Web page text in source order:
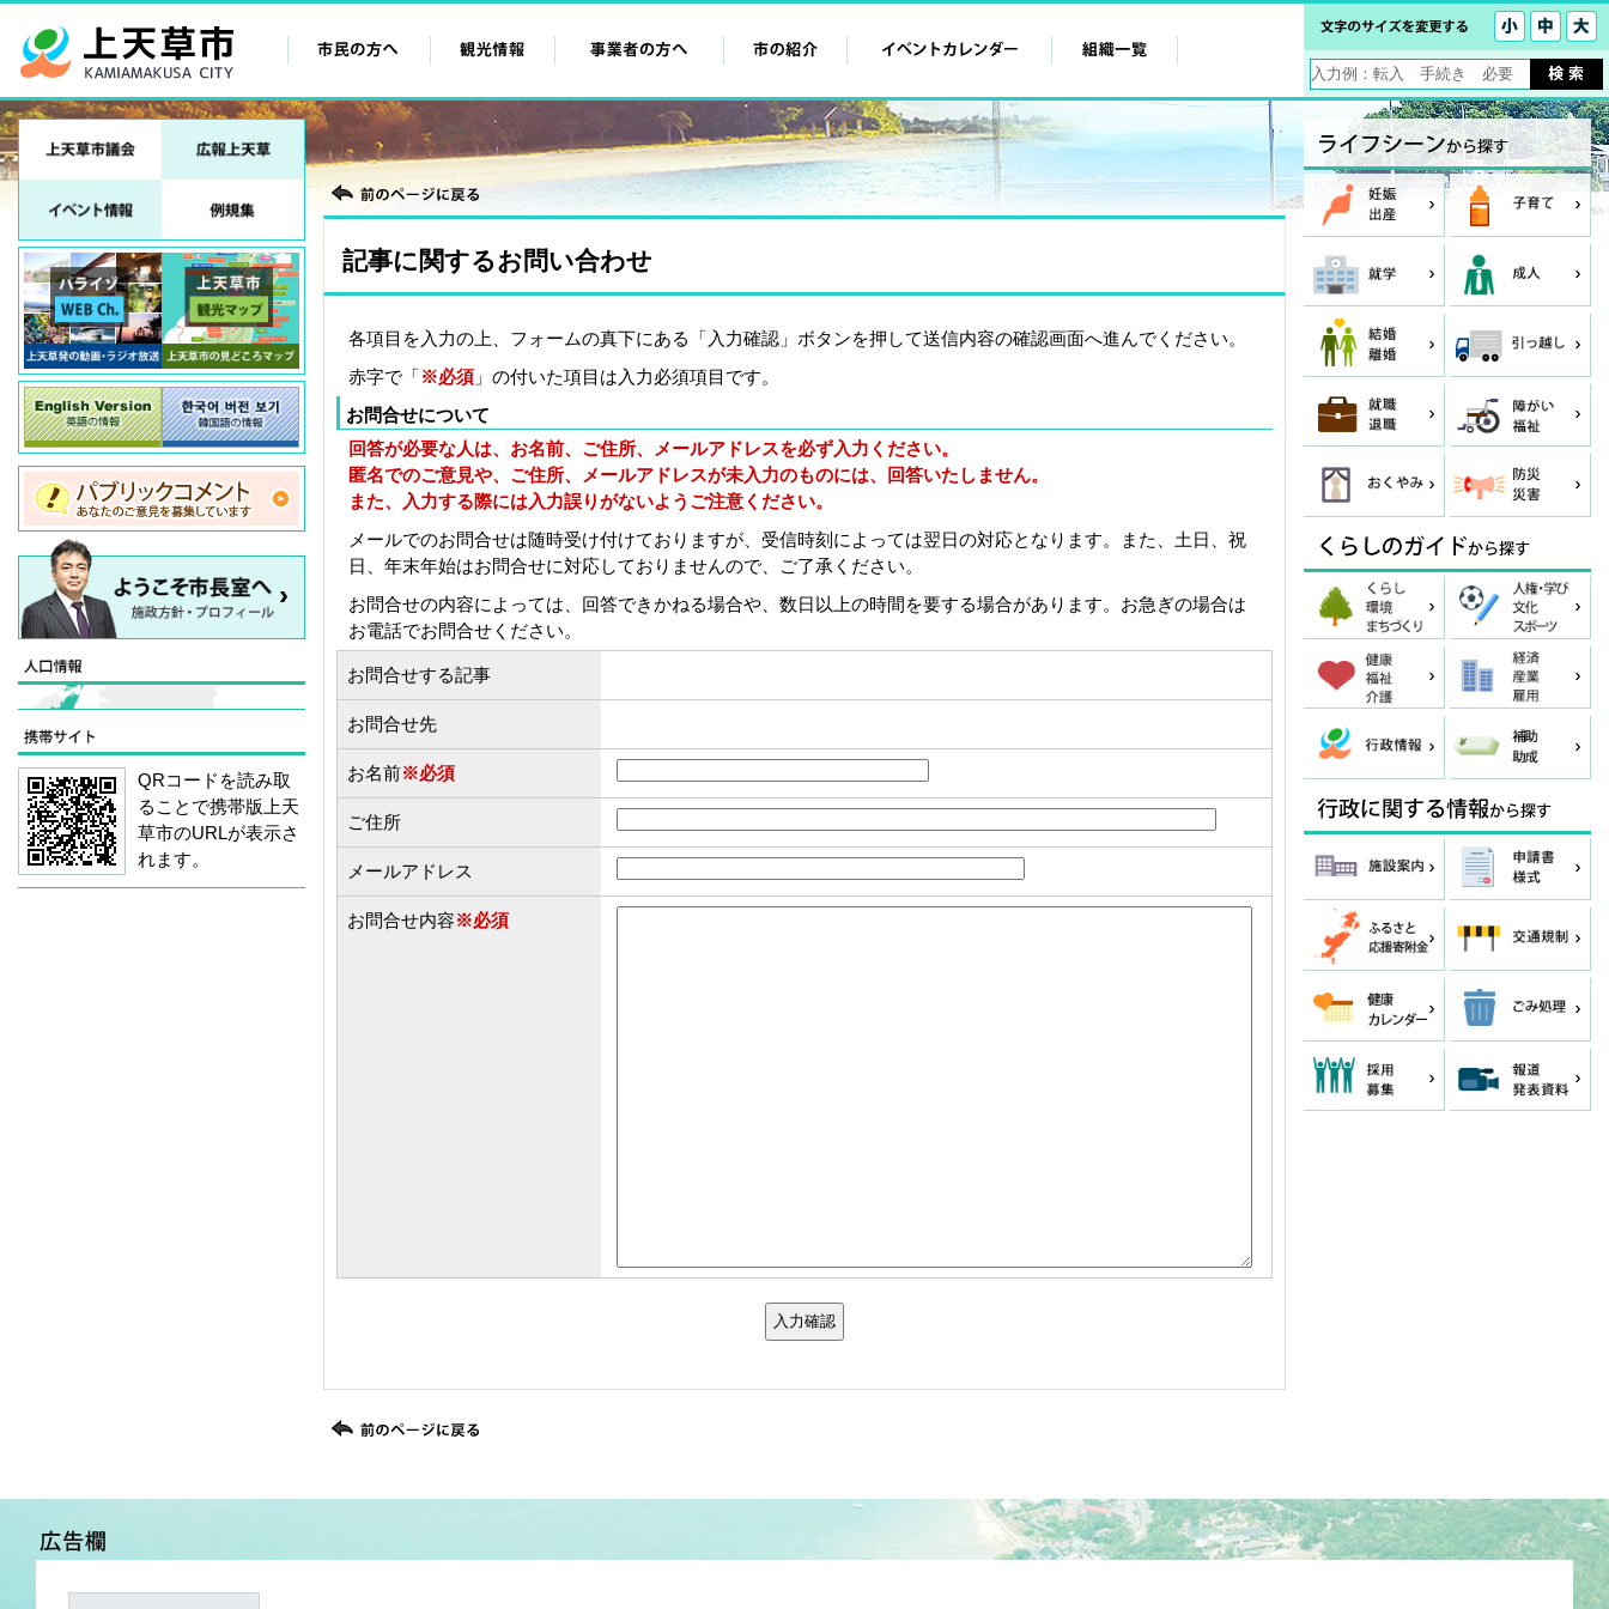
記事に関するお問い合わせ
各項目を入力の上、フォームの真下にある「入力確認」ボタンを押して送信内容の確認画面へ進んでください。
赤字で「※必須 」の付いた項目は入力必須項目です。
お問合せについて
回答が必要な人は、お名前、ご住所、メールアドレスを必ず入力ください。
匿名でのご意見や、ご住所、メールアドレスが未入力のものには、回答いたしません。
また、入力する際には入力誤りがないようご注意ください。
メールでのお問合せは随時受け付けておりますが、受信時刻によっては翌日の対応となります。また、土日、祝
日、年末年始はお問合せに対応しておりませんので、ご了承ください。
お問合せの内容によっては、回答できかねる場合や、数日以上の時間を要する場合があります。お急ぎの場合は
お電話でお問合せください。
お問合せする記事
お問合せ先
お名前※必須
ご住所
メールアドレス
お問合せ内容※必須
QRコードを読み取
ることで携帯版上天
草市のURLが表示さ
れます。